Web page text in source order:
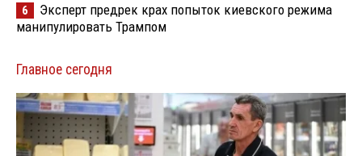
6
Эксперт предрек крах попыток киевского режима
манипулировать Трампом
Главное сегодня